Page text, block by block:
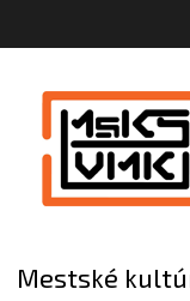
Mestské